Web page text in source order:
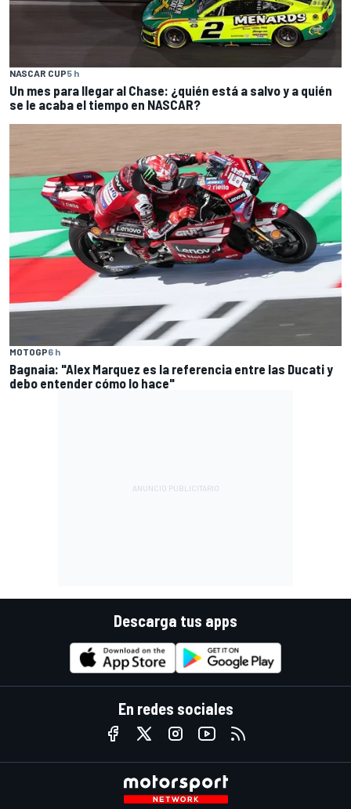
NASCAR CUP5 h
Un mes para llegar al Chase: ¿quién está a salvo y a quién
se le acaba el tiempo en NASCAR?
MOTOGP6 h
Bagnaia: "Alex Marquez es la referencia entre las Ducati y
debo entender cómo lo hace"
Descarga tus apps
En redes sociales